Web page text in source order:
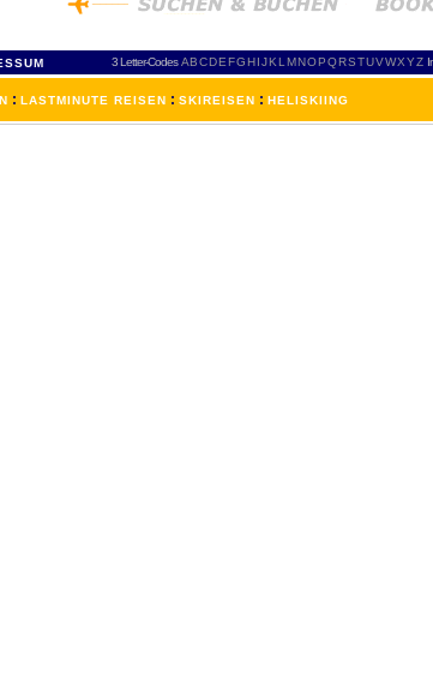
3 Letter-Codes ABCDEFGH IJKL MNOPQRSTUVWXYZ
: LASTMINUTE REISEN : SKIREISEN : HELISKIING